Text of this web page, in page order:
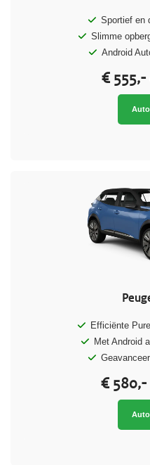
Sportief en
Slimme
Android
€ 555,-
Efficiënte
Met Android
€ 580,-